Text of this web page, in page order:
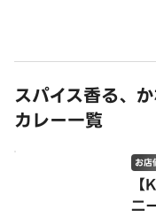
スパイス香る、
カレー一覧
二
お店